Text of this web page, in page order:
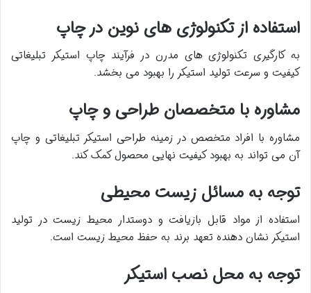
استفاده از تکنولوژی های نوین در چاپ
به کارگیری تکنولوژی های مدرن در فرآیند چاپ استیکر تبلیغاتی
کیفیت و سرعت تولید استیکر را بهبود می بخشد.​
مشاوره با متخصصان طراحی و چاپ
مشاوره با افراد متخصص در زمینه طراحی استیکر تبلیغاتی و چاپ
آن می تواند به بهبود کیفیت نهایی محصول کمک کند.​
توجه به مسائل زیست محیطی
استفاده از مواد قابل بازیافت و دوستدار محیط زیست در تولید
استیکر نشان دهنده تعهد برند به حفظ محیط زیست است.​
توجه به محل نصب استیکر